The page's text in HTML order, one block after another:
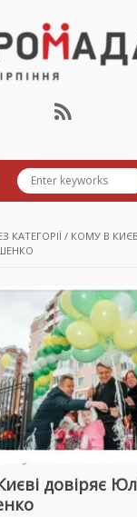
КАТЕГОРІЇ / КОМУ В
довіряє